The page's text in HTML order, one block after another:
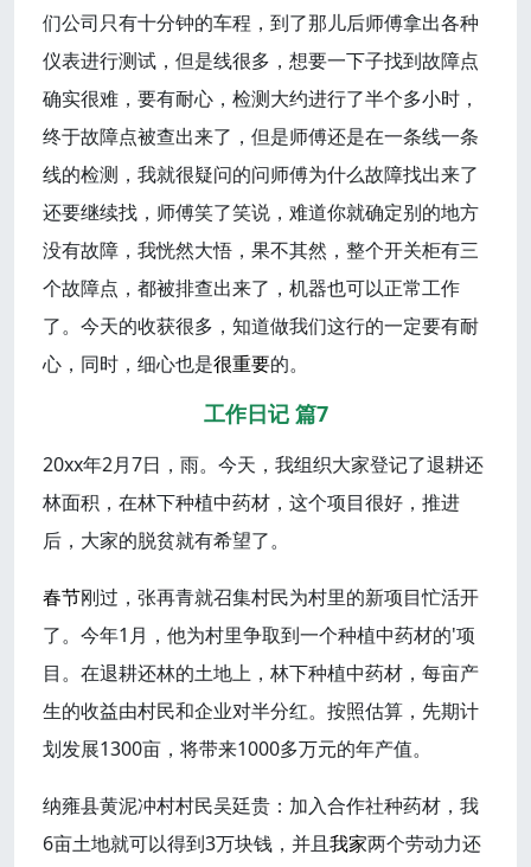
们公司只有十分钟的车程，到了那儿后师傅拿出各种
仪表进行测试，但是线很多，想要一下子找到故障点
确实很难，要有耐心，检测大约进行了半个多小时，
终于故障点被查出来了，但是师傅还是在一条线一条
线的检测，我就很疑问的问师傅为什么故障找出来了
还要继续找，师傅笑了笑说，难道你就确定别的地方
没有故障，我恍然大悟，果不其然，整个开关柜有三
个故障点，都被排查出来了，机器也可以正常工作
了。今天的收获很多，知道做我们这行的一定要有耐
心，同时，细心也是很重要的。
工作日记 篇7
20xx年2月7日，雨。今天，我组织大家登记了退耕还
林面积，在林下种植中药材，这个项目很好，推进
后，大家的脱贫就有希望了。
春节刚过，张再青就召集村民为村里的新项目忙活开
了。今年1月，他为村里争取到一个种植中药材的'项
目。在退耕还林的土地上，林下种植中药材，每亩产
生的收益由村民和企业对半分红。按照估算，先期计
划发展1300亩，将带来1000多万元的年产值。
纳雍县黄泥冲村村民吴廷贵：加入合作社种药材，我
6亩土地就可以得到3万块钱，并且我家两个劳动力还